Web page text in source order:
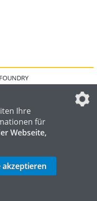
Ihre
für
Webseite,
akzeptieren